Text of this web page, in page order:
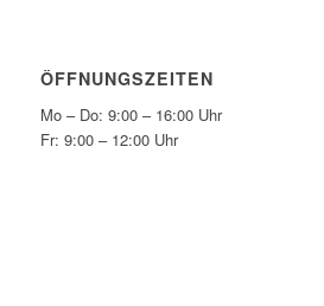
ÖFFNUNGSZEITEN
Mo – Do: 9:00 – 16:00 Uhr
Fr: 9:00 – 12:00 Uhr